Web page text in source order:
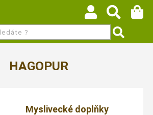
HAGOPUR
Myslivecké doplňky